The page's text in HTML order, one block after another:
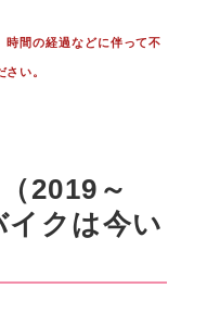
時間の経過などに伴って不
い。
2019～
イクは今い